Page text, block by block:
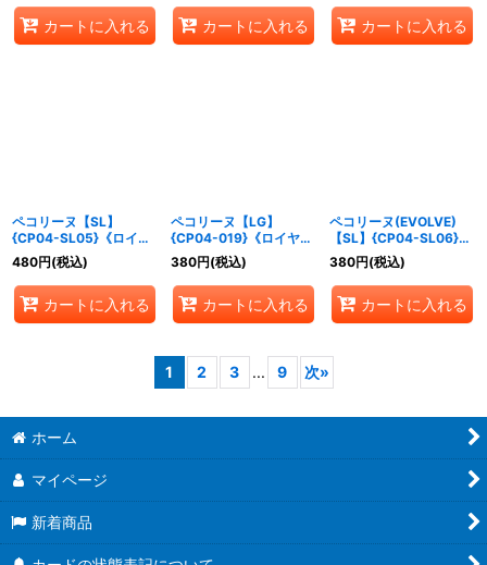
カートに入れる カートに入れる カートに入れる
ペコリーヌ【SL】
{CP04-SL05}《ロイヤ
ル》
480円(税込)
カートに入れる
ペコリーヌ【LG】
{CP04-019}《ロイヤ
ル》
380円(税込)
カートに入れる
ペコリーヌ(EVOLVE)
【SL】{CP04-SL06}
《ロイヤル》
380円(税込)
カートに入れる
1 2 3 ... 9 次»
ホーム
マイページ
新着商品